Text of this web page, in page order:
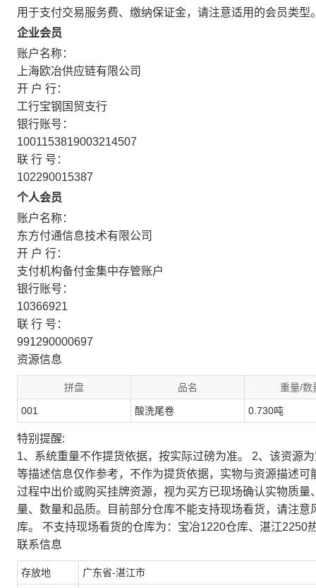
用于支付交易服务费、缴纳保证金，请注意适用的会员类型
企业会员
账户名称：
上海欧冶供应链有限公司
开 户 行：
工行宝钢国贸支行
银行账号：
1001153819003214507
联 行 号：
102290015387
个人会员
账户名称：
东方付通信息技术有限公司
开 户 行：
支付机构备付金集中存管账户
银行账号：
10366921
联 行 号：
991290000697
资源信息
拼盘 品名 重量/数
001 酸洗尾卷 0.730吨
特别提醒:
1、系统重量不作提货依据，按实际过磅为准。 2、该资源
等描述信息仅作参考，不作为提货依据，实物与资源描述
过程中出价或购买挂牌资源，视为买方已现场确认实物质
量、数量和品质。目前部分仓库不能支持现场看货，请注
库。 不支持现场看货的仓库为：宝冶1220仓库、湛江2250
联系信息
存放地 广东省-湛江市